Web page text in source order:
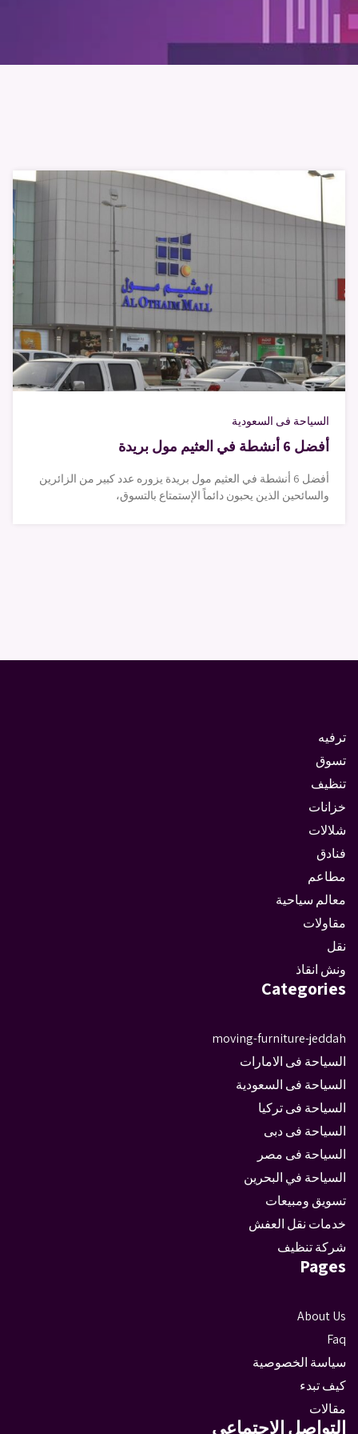
السياحة فى السعودية
أفضل 6 أنشطة في العثيم مول بريدة
أفضل 6 أنشطة في العثيم مول بريدة يزوره عدد كبير من الزائرين
والسائحين الذين يحبون دائماً الإستمتاع بالتسوق،
ترفيه
تسوق
تنظيف
خزانات
شلالات
فنادق
مطاعم
معالم سياحية
مقاولات
نقل
ونش انقاذ
Categories
moving-furniture-jeddah
السياحة فى الامارات
السياحة فى السعودية
السياحة فى تركيا
السياحة فى دبى
السياحة فى مصر
السياحة في البحرين
تسويق ومبيعات
خدمات نقل العفش
شركة تنظيف
Pages
About Us
Faq
سياسة الخصوصية
كيف تبدء
مقالات
التواصل الاجتماعى